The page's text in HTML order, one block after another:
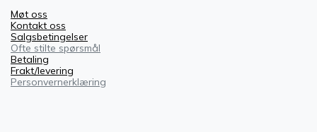
Møt oss
Kontakt oss
Salgsbetingelser
Ofte stilte spørsmål
Betaling
Frakt/levering
Personvernerklæring